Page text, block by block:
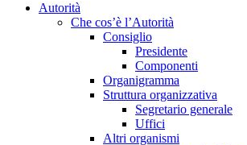
Autorità
Che cos’è l’Autorità
Consiglio
Presidente
Componenti
Organigramma
Struttura organizzativa
Segretario generale
Uffici
Altri organismi